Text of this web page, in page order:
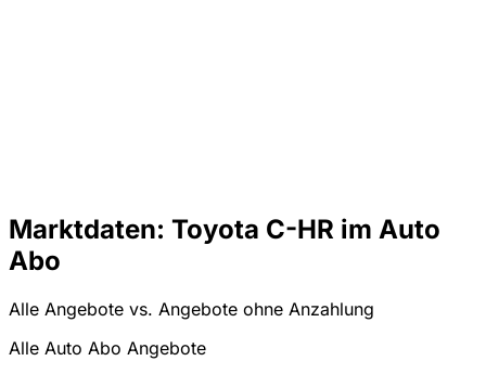
Marktdaten: Toyota C-HR im Auto
Abo
Alle Angebote vs. Angebote ohne Anzahlung
Alle Auto Abo Angebote